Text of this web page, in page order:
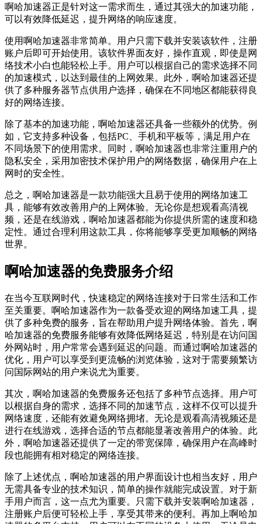
啊哈加速器正是针对这一需求而生，通过其强大的加速功能，
可以有效降低延迟，提升网络的响应速度。
使用啊哈加速器非常简单。用户只需下载并安装该软件，注册
账户后即可开始使用。该软件界面友好，操作直观，即使是网
络技术小白也能轻松上手。用户可以根据自己的需求选择不同
的加速模式，以达到最佳的上网效果。此外，啊哈加速器还提
供了多种服务器节点供用户选择，确保在不同地区都能获得良
好的网络连接。
除了基本的加速功能，啊哈加速器还具备一些额外的优势。例
如，它支持多种设备，包括PC、手机和平板等，满足用户在
不同场景下的使用需求。同时，啊哈加速器也非常注重用户的
隐私安全，采用加密技术保护用户的网络数据，确保用户在上
网时的安全性。
总之，啊哈加速器是一款功能强大且易于使用的网络加速工
具，能够有效改善用户的上网体验。无论你是想观看高清视
频，还是在线游戏，啊哈加速器都能为你提供所需的速度和稳
定性。通过合理利用这款工具，你将能够享受更加顺畅的网络
世界。
啊哈加速器的免费服务介绍
在当今互联网时代，快速稳定的网络连接对于日常生活和工作
至关重要。啊哈加速器作为一款备受欢迎的网络加速工具，提
供了多种免费的服务，旨在帮助用户提升网络体验。首先，啊
哈加速器的免费服务能够有效降低网络延迟，特别是在访问国
外网站时，用户常常会遇到延迟的问题。而通过啊哈加速器的
优化，用户可以享受到更流畅的浏览体验，这对于需要频繁访
问国际网站的用户来说尤为重要。
其次，啊哈加速器的免费服务还包括了多种节点选择。用户可
以根据自身的需求，选择不同的加速节点，这样不仅可以提升
网络速度，还能有效避免网络拥堵。无论是观看高清视频还是
进行在线游戏，选择合适的节点都能显著改善用户的体验。此
外，啊哈加速器还提供了一定的带宽保障，确保用户在高峰时
段也能拥有相对稳定的网络连接。
除了上述优点，啊哈加速器的用户界面设计也相当友好，用户
无需具备专业的技术知识，简单的操作就能完成设置。对于新
手用户而言，这一点尤为重要。只需下载并安装啊哈加速器，
注册账户后便可轻松上手，享受其带来的便利。再加上啊哈加